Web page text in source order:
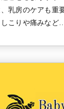
乳房のケアも重
こりや痛みなど…